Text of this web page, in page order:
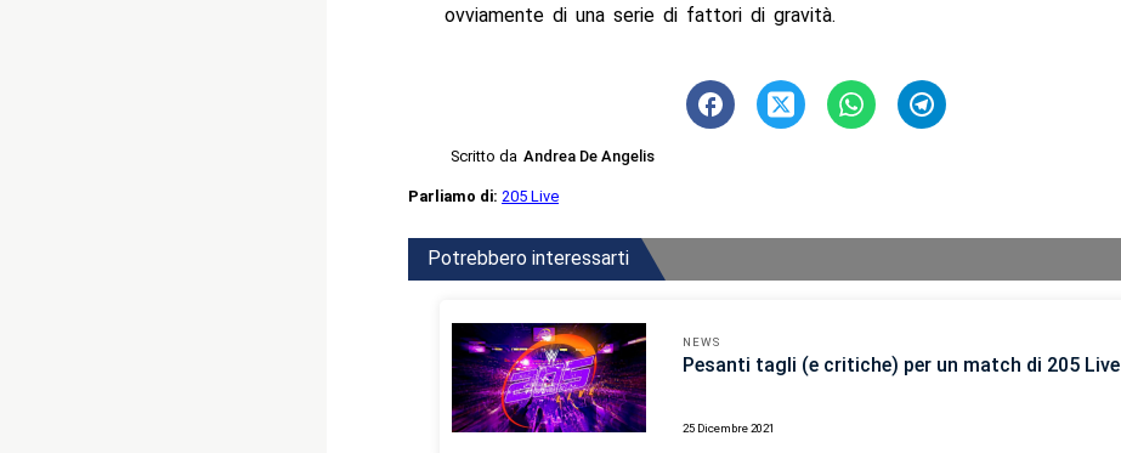
ovviamente di una serie di fattori di gravità.
Scritto da Andrea De Angelis
Parliamo di: 205 Live
Potrebbero interessarti
NEWS
Pesanti tagli (e critiche) per un match di 205 Live
25 Dicembre 2021